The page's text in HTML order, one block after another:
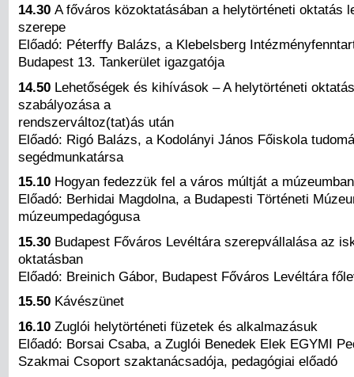
14.30 A főváros közoktatásában a helytörténeti oktatás
szerepe
Előadó: Péterffy Balázs, a Klebelsberg
Budapest 13. Tankerület igazgatója
14.50 Lehetőségek és kihívások – A helytörténeti
szabályozása a
rendszerváltoz(tat)ás után
Előadó: Rigó Balázs, a Kodolányi János Főiskola
segédmunkatársa
15.10 Hogyan fedezzük fel a város múltját a
Előadó: Berhidai Magdolna, a Budapesti Történeti
múzeumpedagógusa
15.30 Budapest Főváros Levéltára szerepvállalása az
oktatásban
Előadó: Breinich Gábor, Budapest Főváros Levéltára
15.50 Kávészünet
16.10 Zuglói helytörténeti füzetek és alkalmazásuk
Előadó: Borsai Csaba, a Zuglói Benedek Elek EGYMI
Szakmai Csoport szaktanácsadója, pedagógiai előadó